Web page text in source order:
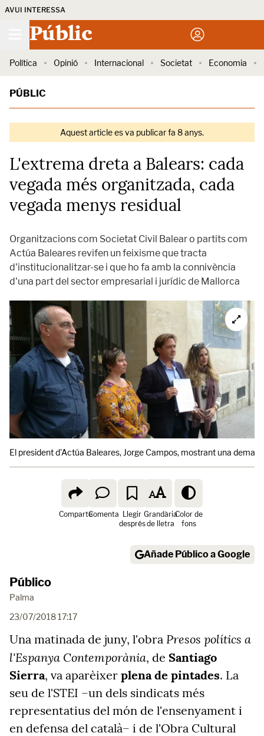
AVUI INTERESSA
Públic
Política Opinió Internacional Societat Economia
PÚBLIC
Aquest article es va publicar fa 8 anys.
L'extrema dreta a Balears: cada
vegada més organitzada, cada
vegada menys residual
Organitzacions com Societat Civil Balear o partits com
Actúa Baleares revifen un feixisme que tracta
d'institucionalitzar-se i que ho fa amb la connivència
d'una part del sector empresarial i jurídic de Mallorca
El president d'Actúa Baleares, Jorge Campos, mostrant una
ComparteComenta Llegir
després
Grandària
de lletra
Color de
fons
Añade Público a Google
Público
Palma
23/07/2018 17:17
Una matinada de juny, l'obra Presos polítics a
l'Espanya Contemporània, de Santiago
Sierra, va aparèixer plena de pintades. La
seu de l'STEI –un dels sindicats més
representatius del món de l'ensenyament i
en defensa del català– i de l'Obra Cultural